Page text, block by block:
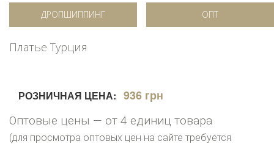
ДРОПШИППИНГ ОПТ
Платье Турция
РОЗНИЧНАЯ ЦЕНА: 936 грн
Оптовые цены — от 4 единиц товара
(для просмотра оптовых цен на сайте требуется